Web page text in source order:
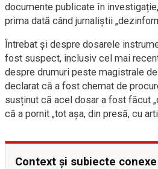
documente publicate în
prima dată când jurnaliștii
Întrebat și despre dosarele
fost suspect, inclusiv cel mai
despre drumuri peste magistrale
declarat că a fost chemat de
susținut că acel dosar a fost făcut
că a pornit „tot așa, din presă, cu
Context și subiecte conexe